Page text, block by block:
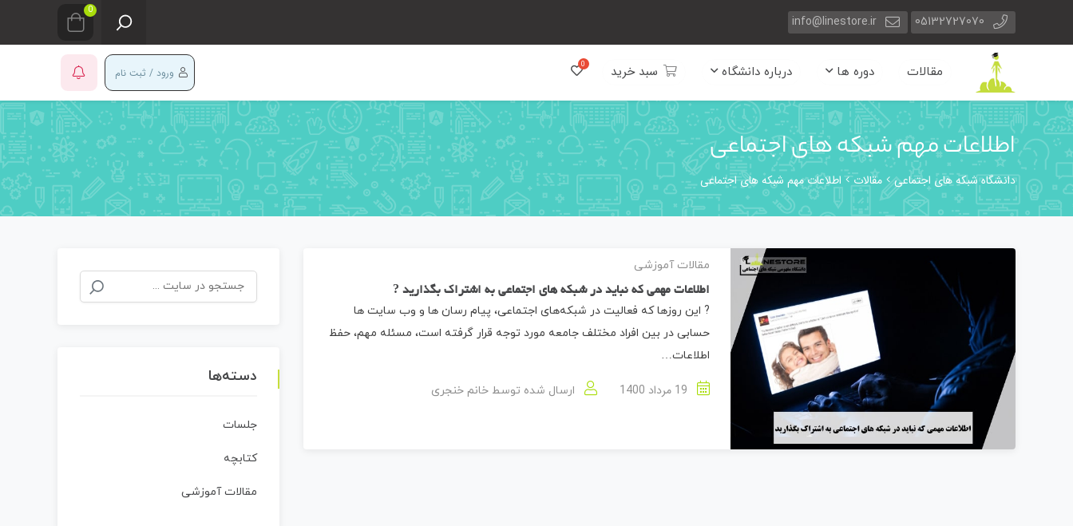
05132727070
info@linestore.ir
0
مقالات دوره ها درباره دانشگاه سبد خرید ورود / ثبت نام
اطلاعات مهم شبکه های اجتماعی
دانشگاه شبکه های اجتماعی مقالات اطلاعات مهم شبکه های اجتماعی
مقالات آموزشی
اطلاعات مهمی که نباید در شبکه های اجتماعی به اشتراک بگذارید ?
? این روزها که فعالیت در شبکه‌های اجتماعی، پیام ‌رسان ها و وب سایت‌ ها
حسابی در بین افراد مختلف جامعه مورد توجه قرار گرفته است، مسئله مهم، حفظ
اطلاعات…
ارسال شده توسط خانم خنجری
جستجو
برای:
دسته‌ها
جلسات
کتابچه
مقالات آموزشی